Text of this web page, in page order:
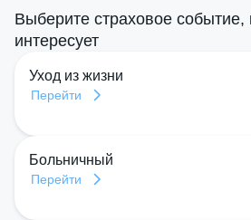
Выберите страховое событие,
интересует
Уход из жизни
Перейти
Больничный
Перейти